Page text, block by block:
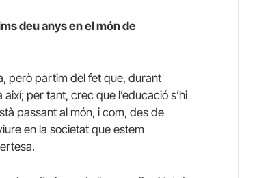
deu anys en el món de
però partim del fet que, durant
per tant, crec que l’educació s’hi
passant al món, i com, des de
en la societat que estem